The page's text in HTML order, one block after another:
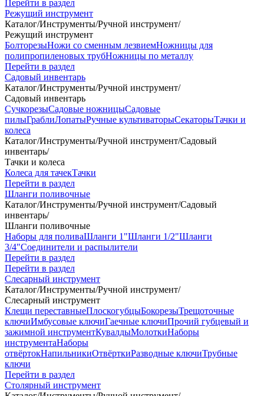
Перейти в раздел
Режущий инструмент
Каталог/Инструменты/Ручной инструмент/
Режущий инструмент
БолторезыНожи со сменным лезвиемНожницы для
полипропиленовых трубНожницы по металлу
Перейти в раздел
Садовый инвентарь
Каталог/Инструменты/Ручной инструмент/
Садовый инвентарь
СучкорезыСадовые ножницыСадовые
пилыГраблиЛопатыРучные культиваторыСекаторыТачки и
колеса
Каталог/Инструменты/Ручной инструмент/Садовый
инвентарь/
Тачки и колеса
Колеса для тачекТачки
Перейти в раздел
Шланги поливочные
Каталог/Инструменты/Ручной инструмент/Садовый
инвентарь/
Шланги поливочные
Наборы для поливаШланги 1"Шланги 1/2"Шланги
3/4"Соединители и распылители
Перейти в раздел
Перейти в раздел
Слесарный инструмент
Каталог/Инструменты/Ручной инструмент/
Слесарный инструмент
Клещи переставныеПлоскогубцыБокорезыТрещоточные
ключиИмбусовые ключиГаечные ключиПрочий губцевый и
зажимной инструментКувалдыМолоткиНаборы
инструментаНаборы
отвёртокНапильникиОтвёрткиРазводные ключиТрубные
ключи
Перейти в раздел
Столярный инструмент